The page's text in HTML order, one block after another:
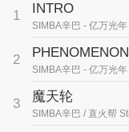
就让我与你一起探索这
1 INTRO
SIMBA辛巴 - 亿万光年
2 PHENOMENON
SIMBA辛巴 - 亿万光年
3 魔天轮
SIMBA辛巴 / 直火帮